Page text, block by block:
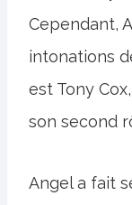
Cependant,
intonations
est Tony
son second
Angel a fait